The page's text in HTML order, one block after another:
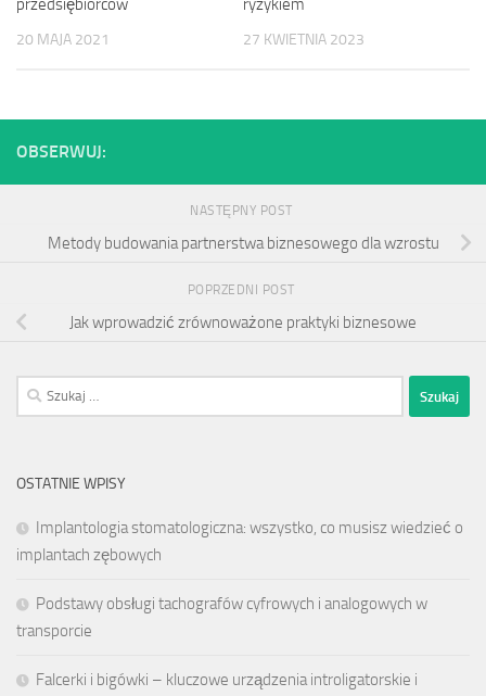
przedsiębiorców
20 MAJA 2021
ryzykiem
27 KWIETNIA 2023
OBSERWUJ:
NASTĘPNY POST
Metody budowania partnerstwa biznesowego dla wzrostu
POPRZEDNI POST
Jak wprowadzić zrównoważone praktyki biznesowe
Szukaj:
OSTATNIE WPISY
Implantologia stomatologiczna: wszystko, co musisz wiedzieć o
implantach zębowych
Podstawy obsługi tachografów cyfrowych i analogowych w
transporcie
Falcerki i bigówki – kluczowe urządzenia introligatorskie i